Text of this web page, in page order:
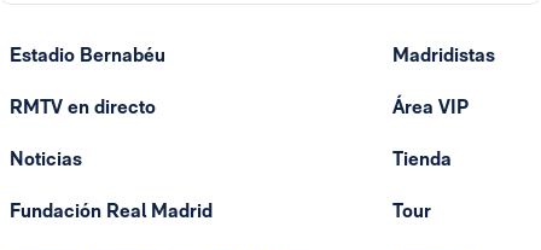
Estadio Bernabéu
RMTV en directo
Noticias
Fundación Real Madrid
Madridistas
Área VIP
Tienda
Tour